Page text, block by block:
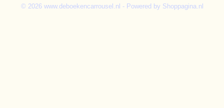
© 2026 www.deboekencarrousel.nl - Powered by Shoppagina.nl